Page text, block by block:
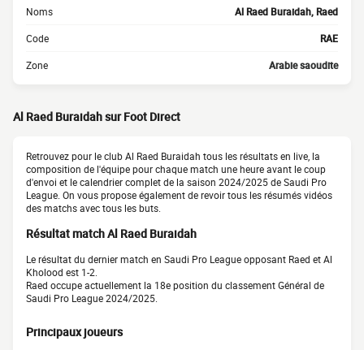
Noms Al Raed Buraidah, Raed
Code RAE
Zone Arabie saoudite
Al Raed Buraidah sur Foot Direct
Retrouvez pour le club Al Raed Buraidah tous les résultats en live, la
composition de l'équipe pour chaque match une heure avant le coup
d'envoi et le calendrier complet de la saison 2024/2025 de Saudi Pro
League. On vous propose également de revoir tous les résumés vidéos
des matchs avec tous les buts.
Résultat match Al Raed Buraidah
Le résultat du dernier match en Saudi Pro League opposant Raed et Al
Kholood est 1-2.
Raed occupe actuellement la 18e position du classement Général de
Saudi Pro League 2024/2025.
Principaux joueurs